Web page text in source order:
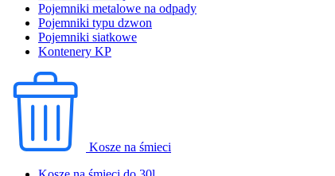
Pojemniki metalowe na odpady
Pojemniki typu dzwon
Pojemniki siatkowe
Kontenery KP
Kosze na śmieci